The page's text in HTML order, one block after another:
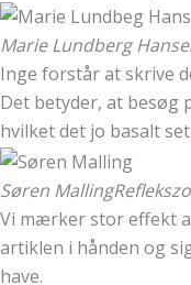
Marie Lundberg
Inge forstår at skrive
Det betyder, at
hvilket det jo basalt
Søren Malling
Vi mærker stor effekt
artiklen i hånden og
have.